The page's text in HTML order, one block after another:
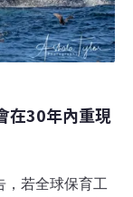
在30年內重現
，若全球保育工